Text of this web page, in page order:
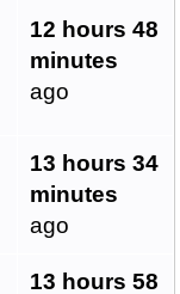
12 hours 48
minutes
ago
13 hours 34
minutes
ago
13 hours 58